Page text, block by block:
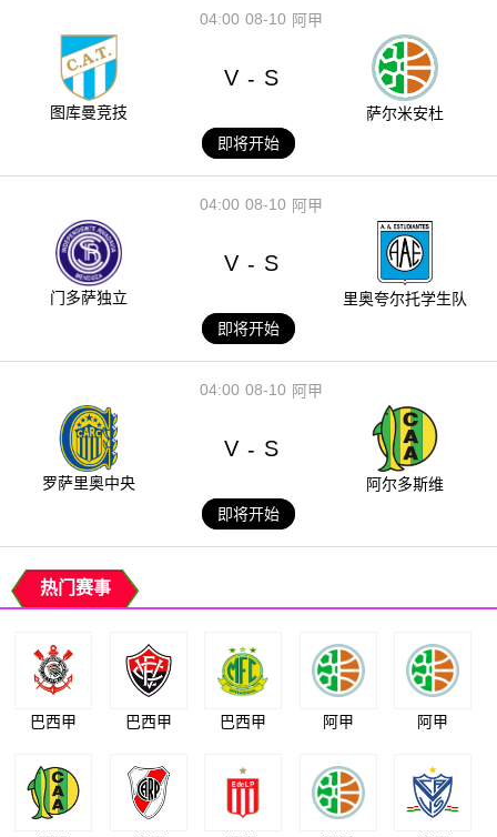
08-10
04:00 阿甲
图库曼竞技
V - S
萨尔米安杜
即将开始
08-10
04:00 阿甲
门多萨独立
V - S
里奥夸尔托学生队
即将开始
08-10
04:00 阿甲
罗萨里奥中央
V - S
阿尔多斯维
即将开始
热门赛事
巴西甲 巴西甲 巴西甲 阿甲 阿甲